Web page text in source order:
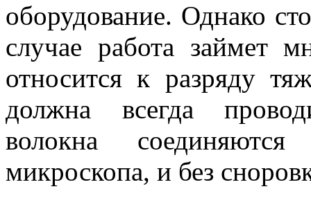
оборудование. Однако
случае работа займет
относится к разряду
должна всегда
волокна
микроскопа, и без